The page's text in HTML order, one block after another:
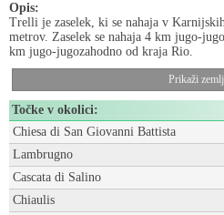
Opis:
Trelli je zaselek, ki se nahaja v
metrov. Zaselek se nahaja 4 km jugo-
km jugo-jugozahodno od kraja Rio.
Prikaži
Točke v okolici:
Chiesa di San Giovanni Battista
Lambrugno
Cascata di Salino
Chiaulis